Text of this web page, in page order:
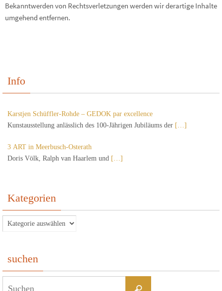
Bekanntwerden von Rechtsverletzungen werden wir derartige Inhalte
umgehend entfernen.
Info
Karstjen Schüffler-Rohde – GEDOK par excellence
Kunstausstellung anlässlich des 100-Jährigen Jubiläums der […]
3 ART in Meerbusch-Osterath
Doris Völk, Ralph van Haarlem und […]
Kategorien
Kategorien
suchen
Suchen